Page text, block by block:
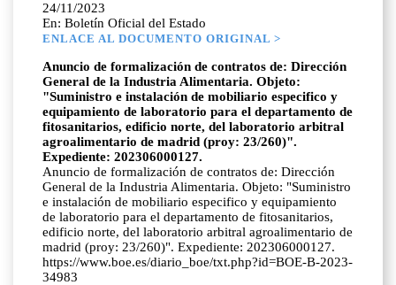
24/11/2023
En: Boletín Oficial del Estado
ENLACE AL DOCUMENTO ORIGINAL >
Anuncio de formalización de contratos de: Dirección
General de la Industria Alimentaria. Objeto:
"Suministro e instalación de mobiliario especifico y
equipamiento de laboratorio para el departamento de
fitosanitarios, edificio norte, del laboratorio arbitral
agroalimentario de madrid (proy: 23/260)".
Expediente: 202306000127.
Anuncio de formalización de contratos de: Dirección
General de la Industria Alimentaria. Objeto: "Suministro
e instalación de mobiliario especifico y equipamiento
de laboratorio para el departamento de fitosanitarios,
edificio norte, del laboratorio arbitral agroalimentario de
madrid (proy: 23/260)". Expediente: 202306000127.
https://www.boe.es/diario_boe/txt.php?id=BOE-B-2023-
34983